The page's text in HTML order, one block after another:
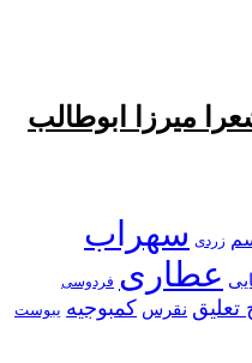
میرزا ابوطالب
زردی سهراب
عطاری فردوسی
تعلیق نقرس کمبوجیه یبوست